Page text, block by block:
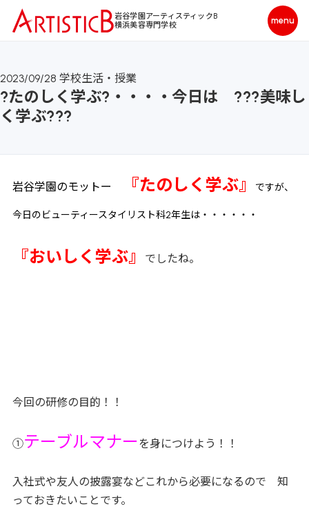
岩谷学園アーティスティックB
横浜美容専門学校
2023/09/28 学校生活・授業
?たのしく学ぶ?・・・・今日は ???美味し
く学ぶ???
岩谷学園のモットー 『たのしく学ぶ』 ですが、
今日のビューティースタイリスト科2年生は・・・・・・
『おいしく学ぶ』 でしたね。
今回の研修の目的！！
①テーブルマナー を身につけよう！！
入社式や友人の披露宴などこれから必要になるので 知
っておきたいことです。